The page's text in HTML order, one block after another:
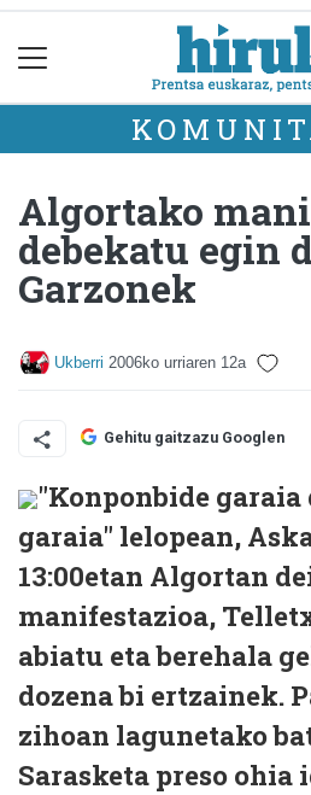
Algortako
debekatu egin
Garzonek
Ukberri 2006ko urriaren 12a
Gehitu gaitzazu Googlen
"Konponbide garaia
garaia" lelopean,
13:00etan Algortan
manifestazioa,
abiatu eta berehala
dozena bi ertzainek.
zihoan lagunetako
Sarasketa preso